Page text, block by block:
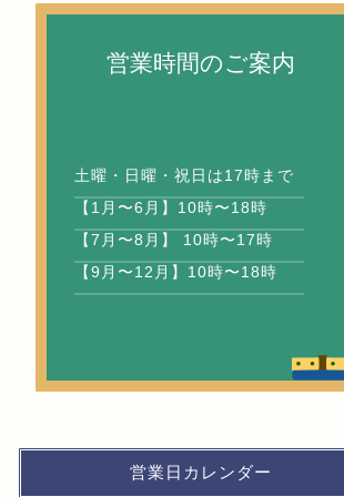
営業時間のご案内
土曜・日曜・祝日は17時まで
【1月〜6月】10時〜18時
【7月〜8月】 10時〜17時
【9月〜12月】10時〜18時
営業日カレンダー